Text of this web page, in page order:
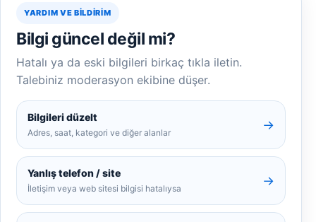
YARDIM VE BILDIRIM
Bilgi güncel değil mi?
Hatalı ya da eski bilgileri birkaç tıkla iletin.
Talebiniz moderasyon ekibine düşer.
Bilgileri düzelt
Adres, saat, kategori ve diğer alanlar
→
Yanlış telefon / site
İletişim veya web sitesi bilgisi hatalıysa
→